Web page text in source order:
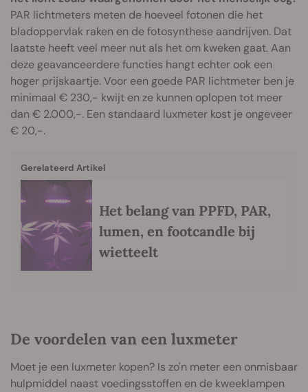
PAR lichtmeters meten de hoeveel fotonen die het
bladoppervlak raken en de fotosynthese aandrijven. Dat
laatste heeft veel meer nut als het om kweken gaat. Aan
deze geavanceerdere functies hangt echter ook een
hoger prijskaartje. Voor een goede PAR lichtmeter ben je
minimaal € 230,- kwijt en ze kunnen oplopen tot meer
dan € 2.000,-. Een standaard luxmeter kost je ongeveer
€ 20,-.
Gerelateerd Artikel
Het belang van PPFD, PAR,
lumen, en footcandle bij
wietteelt
De voordelen van een luxmeter
Moet je een luxmeter kopen? Is zo'n meter een onmisbaar
hulpmiddel naast voedingsstoffen en de kweeklampen